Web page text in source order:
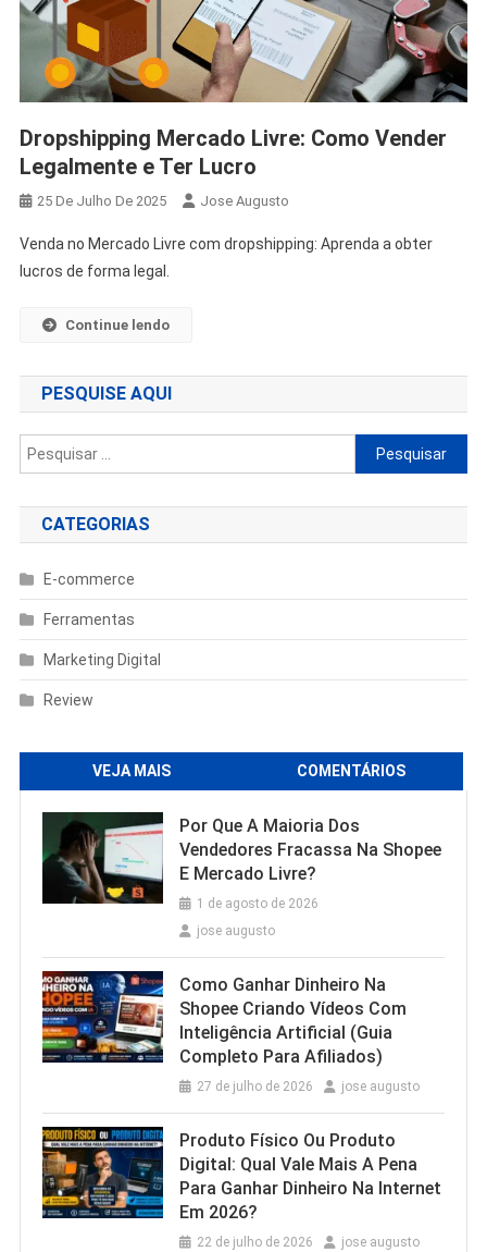
Dropshipping Mercado Livre: Como Vender
Legalmente e Ter Lucro
25 De Julho De 2025 Jose Augusto
Venda no Mercado Livre com dropshipping: Aprenda a obter
lucros de forma legal.
Continue lendo
PESQUISE AQUI
Pesquisar
por:
CATEGORIAS
E-commerce
Ferramentas
Marketing Digital
Review
VEJA MAIS COMENTÁRIOS
Por Que A Maioria Dos
Vendedores Fracassa Na Shopee
E Mercado Livre?
1 de agosto de 2026
jose augusto
Como Ganhar Dinheiro Na
Shopee Criando Vídeos Com
Inteligência Artificial (Guia
Completo Para Afiliados)
27 de julho de 2026 jose augusto
Produto Físico Ou Produto
Digital: Qual Vale Mais A Pena
Para Ganhar Dinheiro Na Internet
Em 2026?
22 de julho de 2026 jose augusto